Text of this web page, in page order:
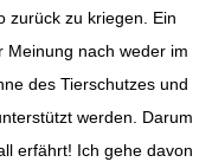
zurück zu kriegen. Ein
Meinung nach weder im
des Tierschutzes und
werden. Darum
erfährt! Ich gehe davon